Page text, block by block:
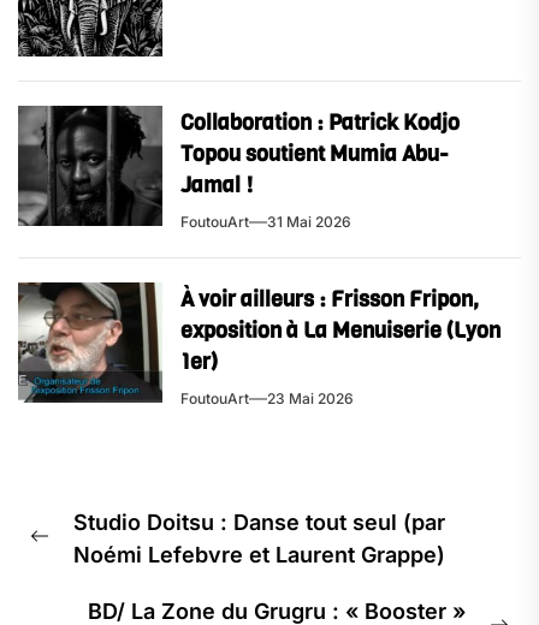
Collaboration : Patrick Kodjo
Topou soutient Mumia Abu-
Jamal !
FoutouArt 31 Mai 2026
À voir ailleurs : Frisson Fripon,
exposition à La Menuiserie (Lyon
1er)
FoutouArt 23 Mai 2026
Studio Doitsu : Danse tout seul (par
Noémi Lefebvre et Laurent Grappe)
BD/ La Zone du Grugru : « Booster »